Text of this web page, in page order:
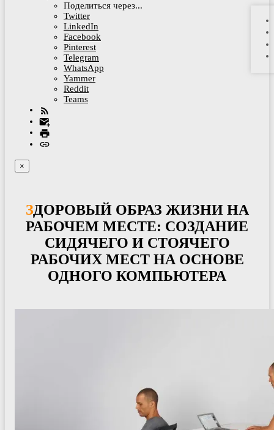
Поделиться через...
Twitter
LinkedIn
Facebook
Pinterest
Telegram
WhatsApp
Yammer
Reddit
Teams
×
ЗДОРОВЫЙ ОБРАЗ ЖИЗНИ НА
РАБОЧЕМ МЕСТЕ: СОЗДАНИЕ
СИДЯЧЕГО И СТОЯЧЕГО
РАБОЧИХ МЕСТ НА ОСНОВЕ
ОДНОГО КОМПЬЮТЕРА